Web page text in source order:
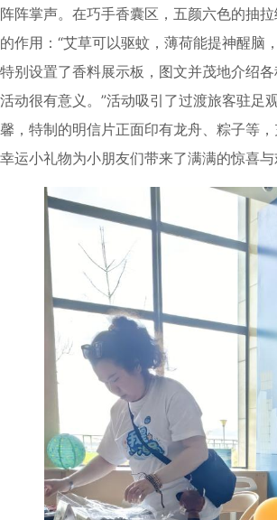
阵掌声。在巧手香囊区，五颜六色的抽
作用：“艾草可以驱蚊，薄荷能提神醒
别设置了香料展示板，图文并茂地介绍
动很有意义。”活动吸引了过渡旅客驻
，特制的明信片正面印有龙舟、粽子等
运小礼物为小朋友们带来了满满的惊喜与